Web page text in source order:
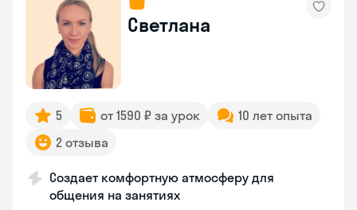
Светлана
5 от 1590 ₽ за урок
10 лет опыта
2 отзыва
Создает комфортную атмосферу для
общения на занятиях